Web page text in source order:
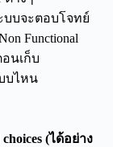
บจะตอบโจทย์
Functional
อนเก็บ
บบไหน
(ได้อย่าง